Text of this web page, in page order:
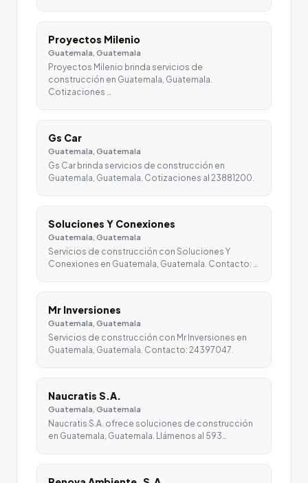
Proyectos Milenio
Guatemala, Guatemala
Proyectos Milenio brinda servicios de
construcción en Guatemala, Guatemala.
Cotizaciones …
Gs Car
Guatemala, Guatemala
Gs Car brinda servicios de construcción en
Guatemala, Guatemala. Cotizaciones al 23881200.
Soluciones Y Conexiones
Guatemala, Guatemala
Servicios de construcción con Soluciones Y
Conexiones en Guatemala, Guatemala. Contacto: …
Mr Inversiones
Guatemala, Guatemala
Servicios de construcción con Mr Inversiones en
Guatemala, Guatemala. Contacto: 24397047.
Naucratis S.A.
Guatemala, Guatemala
Naucratis S.A. ofrece soluciones de construcción
en Guatemala, Guatemala. Llámenos al 593…